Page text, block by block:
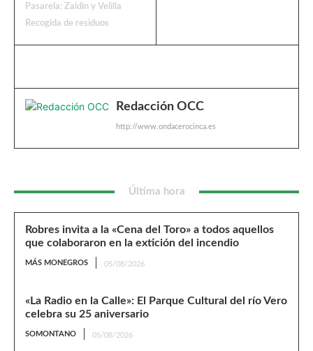
Pasarela: Zaidín y Velilla
Recogida de residuos
Redacción OCC
http://www.ondacerocinca.es
Última hora
Robres invita a la «Cena del Toro» a todos aquellos
que colaboraron en la extición del incendio
MÁS MONEGROS 05/08/2026
«La Radio en la Calle»: El Parque Cultural del río Vero
celebra su 25 aniversario
SOMONTANO 05/08/2026